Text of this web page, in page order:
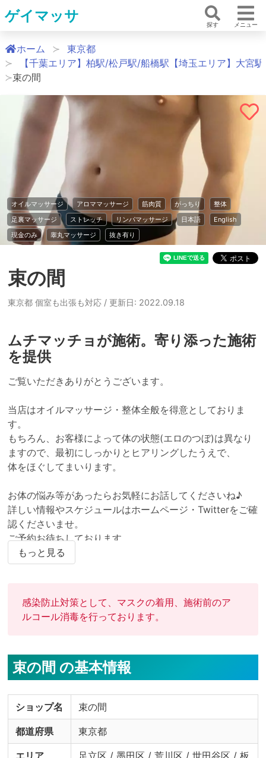
ゲイマッサ
探す メニュー
ホーム
東京都
【千葉エリア】柏駅/松戸駅/船橋駅【埼玉エリア】大宮
束の間
オイルマッサージ アロママッサージ 筋肉質 がっちり
整体
足裏マッサージ
ストレッチ リンパマッサージ 日本語
English
現金のみ
睾丸マッサージ 抜き有り
束の間
東京都 個室も出張も対応 / 更新日: 2022.09.18
ムチマッチョが施術。寄り添った施術
を提供
ご覧いただきありがとうございます。
当店はオイルマッサージ・整体全般を得意としておりま
す。
もちろん、お客様によって体の状態(エロのつぼ)は異なり
ますので、最初にしっかりとヒアリングしたうえで、
体をほぐしてまいります。
お体の悩み等があったらお気軽にお話してくださいね♪
詳しい情報やスケジュールはホームページ・Twitterをご確
認くださいませ。
ご予約お待ちしております。
もっと見る
感染防止対策として、マスクの着用、施術前のア
ルコール消毒を行っております。
束の間 の基本情報
ショップ名 束の間
都道府県 東京都
エリア
足立区 / 墨田区 / 荒川区 / 世田谷区 / 板